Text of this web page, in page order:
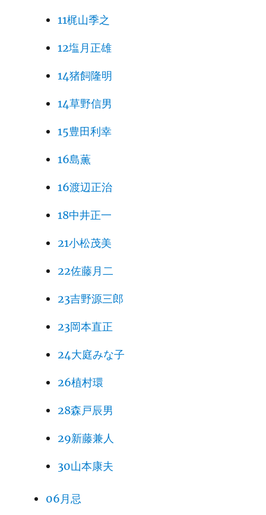
11梶山季之
12塩月正雄
14猪飼隆明
14草野信男
15豊田利幸
16島薫
16渡辺正治
18中井正一
21小松茂美
22佐藤月二
23吉野源三郎
23岡本直正
24大庭みな子
26植村環
28森戸辰男
29新藤兼人
30山本康夫
06月忌